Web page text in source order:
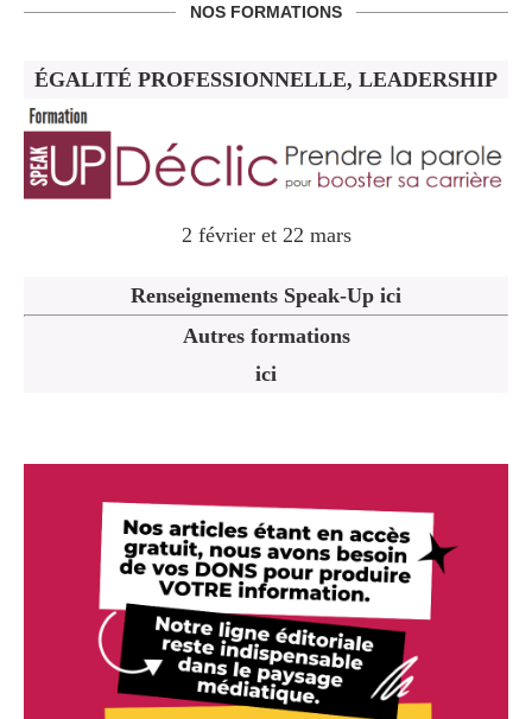
NOS FORMATIONS
ÉGALITÉ PROFESSIONNELLE, LEADERSHIP
2 février et 22 mars
Renseignements Speak-Up ici
Autres formations
ici